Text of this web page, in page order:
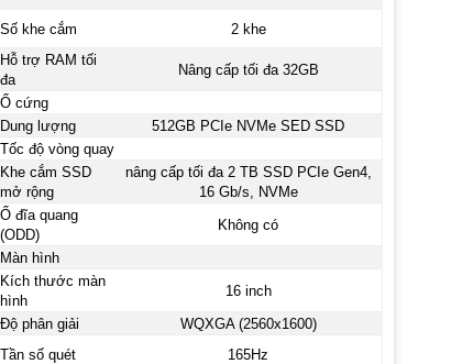
Số khe cắm
2 khe
Hỗ trợ RAM tối
đa
Nâng cấp tối đa 32GB
Ổ cứng
Dung lượng
512GB PCIe NVMe SED SSD
Tốc độ vòng quay
Khe cắm SSD
mở rộng
nâng cấp tối đa 2 TB SSD PCIe Gen4,
16 Gb/s, NVMe
Ổ đĩa quang
(ODD)
Không có
Màn hình
Kích thước màn
hình
16 inch
Độ phân giải
WQXGA (2560x1600)
Tần số quét
165Hz